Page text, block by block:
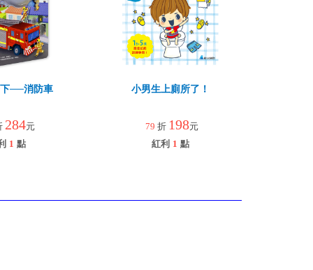
──消防車
284元
1 點
小男生上廁所了！
79 折 198元
紅利 1 點